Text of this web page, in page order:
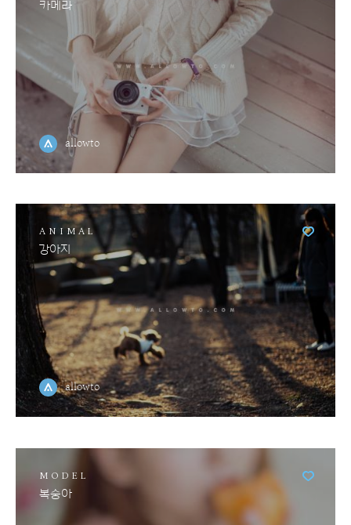
카메라
allowto
ANIMAL
강아지
allowto
MODEL
복숭아